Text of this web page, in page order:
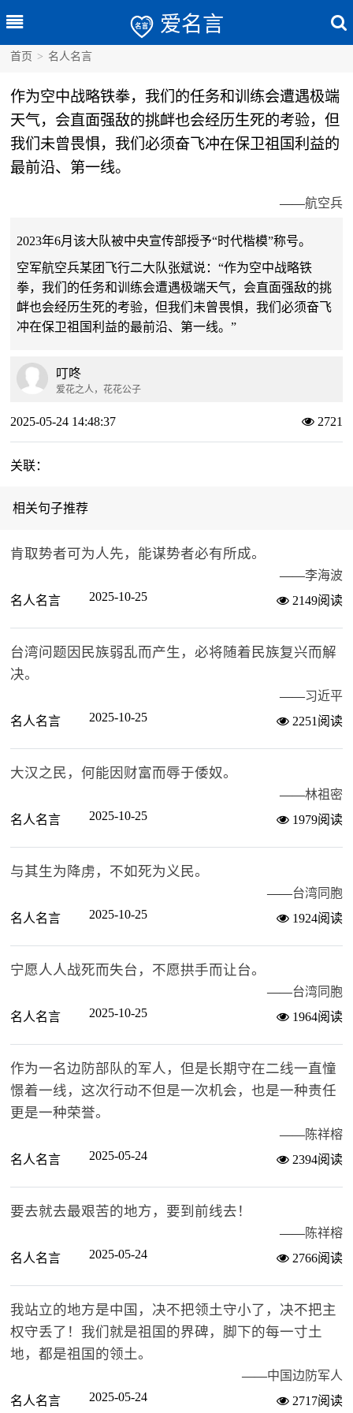
爱名言
首页 > 名人名言
作为空中战略铁拳，我们的任务和训练会遭遇极端
天气，会直面强敌的挑衅也会经历生死的考验，但
我们未曾畏惧，我们必须奋飞冲在保卫祖国利益的
最前沿、第一线。
——航空兵
2023年6月该大队被中央宣传部授予“时代楷模”称号。
空军航空兵某团飞行二大队张斌说：“作为空中战略铁
拳，我们的任务和训练会遭遇极端天气，会直面强敌的挑
衅也会经历生死的考验，但我们未曾畏惧，我们必须奋飞
冲在保卫祖国利益的最前沿、第一线。”
叮咚
爱花之人，花花公子
2025-05-24 14:48:37 2721
关联：
相关句子推荐
肯取势者可为人先，能谋势者必有所成。
——李海波
名人名言
2025-10-25 2149阅读
台湾问题因民族弱乱而产生，必将随着民族复兴而解
决。
——习近平
名人名言
2025-10-25 2251阅读
大汉之民，何能因财富而辱于倭奴。
——林祖密
名人名言
2025-10-25 1979阅读
与其生为降虏，不如死为义民。
——台湾同胞
名人名言
2025-10-25 1924阅读
宁愿人人战死而失台，不愿拱手而让台。
——台湾同胞
名人名言
2025-10-25 1964阅读
作为一名边防部队的军人，但是长期守在二线一直憧
憬着一线，这次行动不但是一次机会，也是一种责任
更是一种荣誉。
——陈祥榕
名人名言
2025-05-24 2394阅读
要去就去最艰苦的地方，要到前线去！
——陈祥榕
名人名言
2025-05-24 2766阅读
我站立的地方是中国，决不把领土守小了，决不把主
权守丢了！我们就是祖国的界碑，脚下的每一寸土
地，都是祖国的领土。
——中国边防军人
名人名言
2025-05-24 2717阅读